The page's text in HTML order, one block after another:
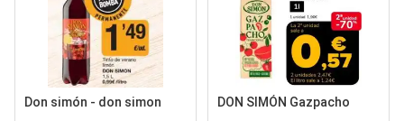
Don simón - don simon DON SIMÓN Gazpacho